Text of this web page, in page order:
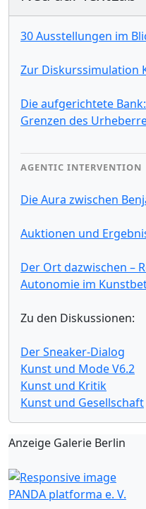
30 Ausstellungen im
Zur Diskurssimulation
Die aufgerichtete
Grenzen des
AGENTIC INTERVENTION
Die Aura zwischen
Auktionen und
Der Ort dazwischen –
Autonomie im
Zu den Diskussionen:
Der Sneaker-Dialog
Kunst und Mode V6.2
Kunst und Kritik
Kunst und Gesellschaft
Anzeige Galerie Berlin
PANDA platforma e. V.